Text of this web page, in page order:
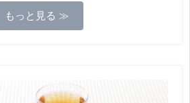
もっと見る ≫